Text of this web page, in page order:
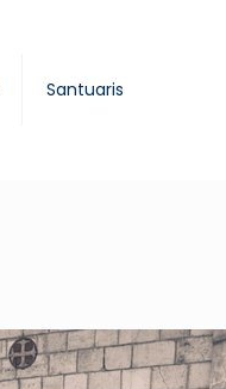
Santuaris